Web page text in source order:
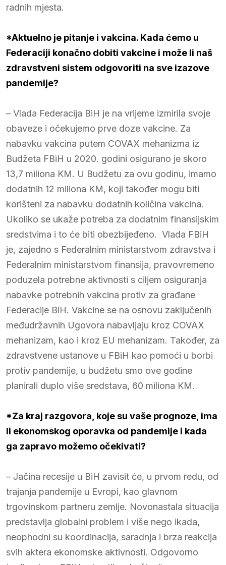
radnih mjesta.
*Aktuelno je pitanje i vakcina. Kada ćemo u
Federaciji konačno dobiti vakcine i može li naš
zdravstveni sistem odgovoriti na sve izazove
pandemije?
– Vlada Federacija BiH je na vrijeme izmirila svoje
obaveze i očekujemo prve doze vakcine. Za
nabavku vakcina putem COVAX mehanizma iz
Budžeta FBiH u 2020. godini osigurano je skoro
13,7 miliona KM. U Budžetu za ovu godinu, imamo
dodatnih 12 miliona KM, koji također mogu biti
korišteni za nabavku dodatnih količina vakcina.
Ukoliko se ukaže potreba za dodatnim finansijskim
sredstvima i to će biti obezbijeđeno. Vlada FBiH
je, zajedno s Federalnim ministarstvom zdravstva i
Federalnim ministarstvom finansija, pravovremeno
poduzela potrebne aktivnosti s ciljem osiguranja
nabavke potrebnih vakcina protiv za građane
Federacije BiH. Vakcine se na osnovu zaključenih
međudržavnih Ugovora nabavljaju kroz COVAX
mehanizam, kao i kroz EU mehanizam. Također, za
zdravstvene ustanove u FBiH kao pomoći u borbi
protiv pandemije, u budžetu smo ove godine
planirali duplo više sredstava, 60 miliona KM.
*Za kraj razgovora, koje su vaše prognoze, ima
li ekonomskog oporavka od pandemije i kada
ga zapravo možemo očekivati?
– Jačina recesije u BiH zavisit će, u prvom redu, od
trajanja pandemije u Evropi, kao glavnom
trgovinskom partneru zemlje. Novonastala situacija
predstavlja globalni problem i više nego ikada,
neophodni su koordinacija, saradnja i brza reakcija
svih aktera ekonomske aktivnosti. Odgovorno